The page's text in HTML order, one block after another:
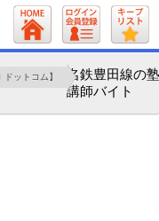
ットコム】
名鉄豊田線の塾
講師バイト